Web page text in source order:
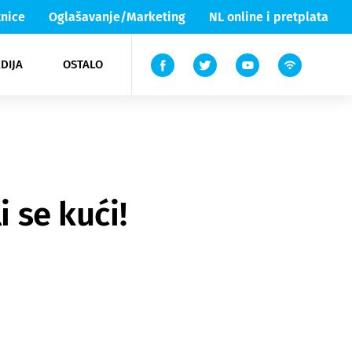
Oglašavanje/Marketing NL online i pretplata
OSTALO
Lika & Senj
TV
se kući!